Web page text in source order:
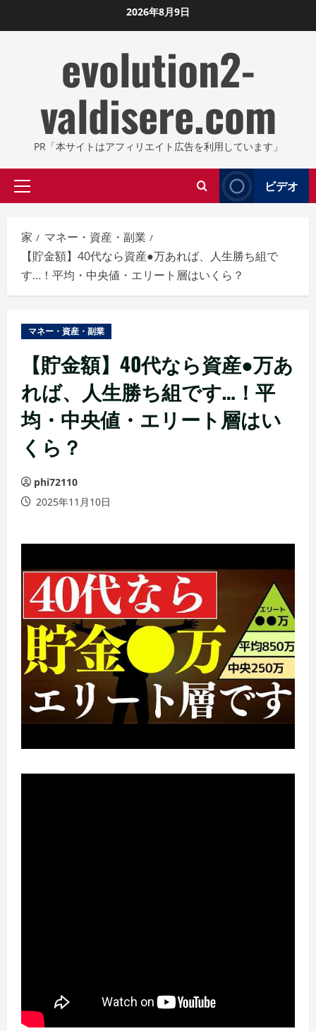
ン
2026年8月9日
evolution2-
valdisere.com
PR「本サイトはアフィリエイト広告を利用しています」
プ
イ
マ
リ
メ
ニ
ー
ビデオ
家
マネー・資産・副業
【貯金額】40代なら資産●万あれば、人生勝ち組で
す…！平均・中央値・エリート層はいくら？
マネー・資産・副業
【貯金額】40代なら資産●万あ
れば、人生勝ち組です…！平
均・中央値・エリート層はい
くら？
phi72110
2025年11月10日